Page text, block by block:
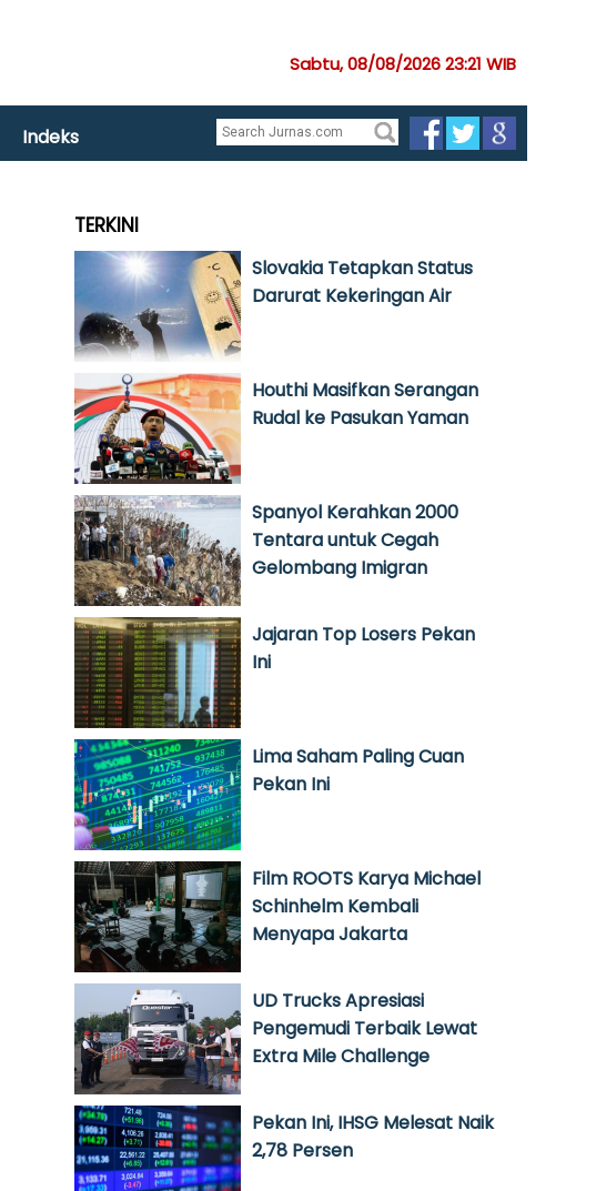
Sabtu, 08/08/2026 23:21 WIB
Indeks
TERKINI
Slovakia Tetapkan Status
Darurat Kekeringan Air
Houthi Masifkan Serangan
Rudal ke Pasukan Yaman
Spanyol Kerahkan 2000
Tentara untuk Cegah
Gelombang Imigran
Jajaran Top Losers Pekan
Ini
Lima Saham Paling Cuan
Pekan Ini
Film ROOTS Karya Michael
Schinhelm Kembali
Menyapa Jakarta
UD Trucks Apresiasi
Pengemudi Terbaik Lewat
Extra Mile Challenge
Pekan Ini, IHSG Melesat Naik
2,78 Persen